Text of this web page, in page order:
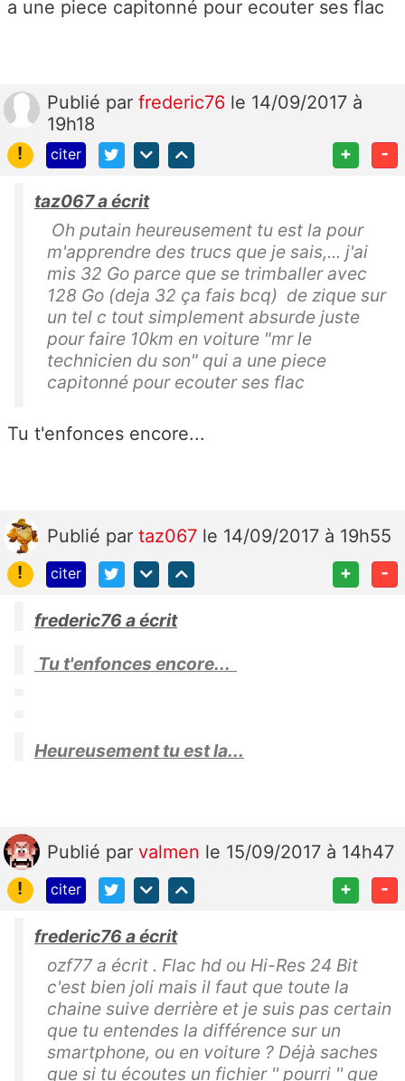
a une piece capitonné pour ecouter ses flac
Publié par frederic76 le 14/09/2017 à
19h18
!
citer + -
taz067 a écrit
Oh putain heureusement tu est la pour
m'apprendre des trucs que je sais,... j'ai
mis 32 Go parce que se trimballer avec
128 Go (deja 32 ça fais bcq) de zique sur
un tel c tout simplement absurde juste
pour faire 10km en voiture "mr le
technicien du son" qui a une piece
capitonné pour ecouter ses flac
Tu t'enfonces encore...
Publié par taz067 le 14/09/2017 à 19h55
!
citer + -
frederic76 a écrit
Tu t'enfonces encore...
Heureusement tu est la...
Publié par valmen le 15/09/2017 à 14h47
!
citer + -
frederic76 a écrit
ozf77 a écrit . Flac hd ou Hi-Res 24 Bit
c'est bien joli mais il faut que toute la
chaine suive derrière et je suis pas certain
que tu entendes la différence sur un
smartphone, ou en voiture ? Déjà saches
que si tu écoutes un fichier '' pourri '' que